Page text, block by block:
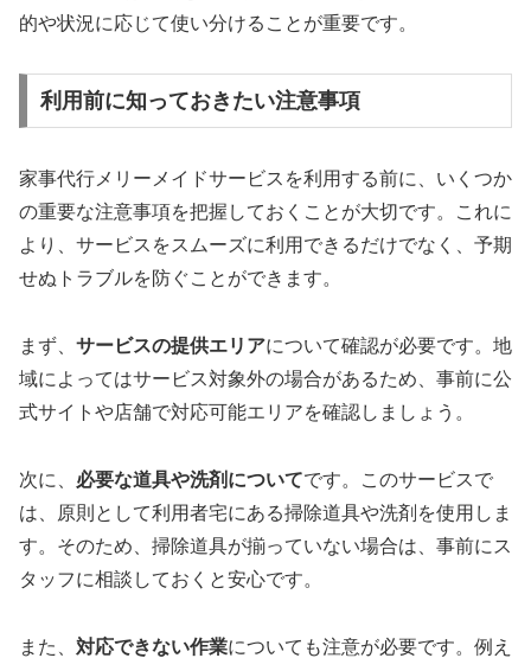
的や状況に応じて使い分けることが重要です。
利用前に知っておきたい注意事項
家事代行メリーメイドサービスを利用する前に、いくつか
の重要な注意事項を把握しておくことが大切です。これに
より、サービスをスムーズに利用できるだけでなく、予期
せぬトラブルを防ぐことができます。
まず、 サービスの提供エリアについて確認が必要です。地
域によってはサービス対象外の場合があるため、事前に公
式サイトや店舗で対応可能エリアを確認しましょう。
次に、 必要な道具や洗剤についてです。このサービスで
は、原則として利用者宅にある掃除道具や洗剤を使用しま
す。そのため、掃除道具が揃っていない場合は、事前にス
タッフに相談しておくと安心です。
また、 対応できない作業についても注意が必要です。例え